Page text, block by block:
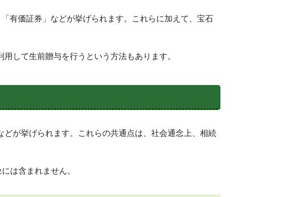
有価証券」などが挙げられます。これらに加えて、宝石
して生前贈与を行うという方法もあります。
が挙げられます。これらの共通点は、社会通念上、相続
は含まれません。